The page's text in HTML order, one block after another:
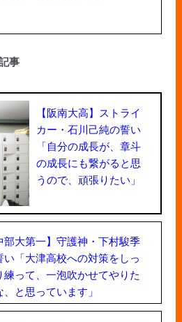
事
【阪南大高】ストライ
カー・石川己純の誓い
「自分の成長が、章斗
の成長にも繋がると思
うので、頑張りたい」
部大第一】守護神・下村駿季
い「大津高校への対策をしっ
練って、一泡吹かせてやりた
、と思っています」